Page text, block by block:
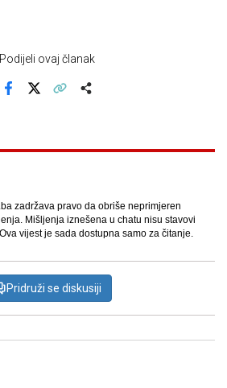
Podijeli ovaj članak
zadržava pravo da obriše neprimjeren
Mišljenja iznešena u chatu nisu stavovi
vijest je sada dostupna samo za čitanje.
Pridruži se diskusiji